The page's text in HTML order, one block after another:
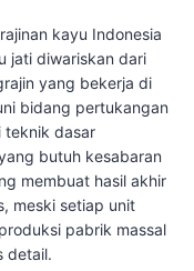
kayu Indonesia
jati diwariskan dari
yang bekerja di
bidang pertukangan
teknik dasar
butuh kesabaran
membuat hasil akhir
meski setiap unit
pabrik massal
detail.